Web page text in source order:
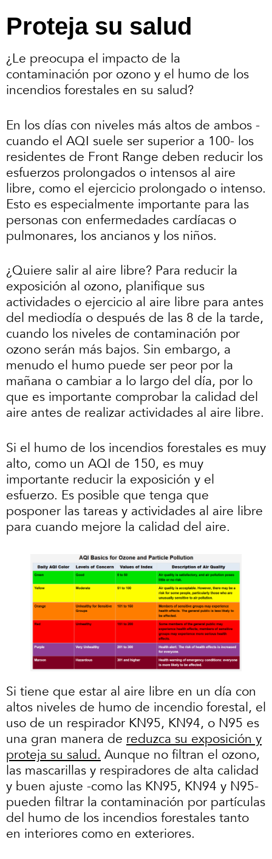
Proteja su salud
¿Le preocupa el impacto de la
contaminación por ozono y el humo de los
incendios forestales en su salud?
En los días con niveles más altos de ambos -
cuando el AQI suele ser superior a 100- los
residentes de Front Range deben reducir los
esfuerzos prolongados o intensos al aire
libre, como el ejercicio prolongado o intenso.
Esto es especialmente importante para las
personas con enfermedades cardíacas o
pulmonares, los ancianos y los niños.
¿Quiere salir al aire libre? Para reducir la
exposición al ozono, planifique sus
actividades o ejercicio al aire libre para antes
del mediodía o después de las 8 de la tarde,
cuando los niveles de contaminación por
ozono serán más bajos. Sin embargo, a
menudo el humo puede ser peor por la
mañana o cambiar a lo largo del día, por lo
que es importante comprobar la calidad del
aire antes de realizar actividades al aire libre.
Si el humo de los incendios forestales es muy
alto, como un AQI de 150, es muy
importante reducir la exposición y el
esfuerzo. Es posible que tenga que
posponer las tareas y actividades al aire libre
para cuando mejore la calidad del aire.
Si tiene que estar al aire libre en un día con
altos niveles de humo de incendio forestal, el
uso de un respirador KN95, KN94, o N95 es
una gran manera de reduzca su exposición y
proteja su salud. Aunque no filtran el ozono,
las mascarillas y respiradores de alta calidad
y buen ajuste -como las KN95, KN94 y N95-
pueden filtrar la contaminación por partículas
del humo de los incendios forestales tanto
en interiores como en exteriores.